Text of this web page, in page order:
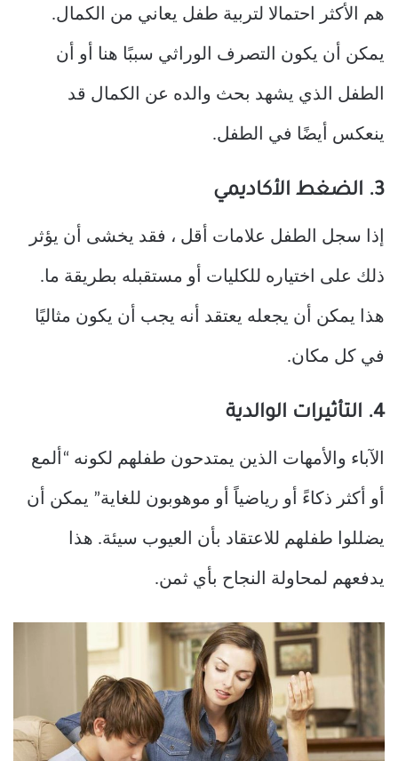
هم الأكثر احتمالا لتربية طفل يعاني من الكمال.
يمكن أن يكون التصرف الوراثي سببًا هنا أو أن
الطفل الذي يشهد بحث والده عن الكمال قد
ينعكس أيضًا في الطفل.
3. الضغط الأكاديمي
إذا سجل الطفل علامات أقل ، فقد يخشى أن يؤثر
ذلك على اختياره للكليات أو مستقبله بطريقة ما.
هذا يمكن أن يجعله يعتقد أنه يجب أن يكون مثاليًا
في كل مكان.
4. التأثيرات الوالدية
الآباء والأمهات الذين يمتدحون طفلهم لكونه “ألمع
أو أكثر ذكاءً أو رياضياً أو موهوبون للغاية” يمكن أن
يضللوا طفلهم للاعتقاد بأن العيوب سيئة. هذا
يدفعهم لمحاولة النجاح بأي ثمن.